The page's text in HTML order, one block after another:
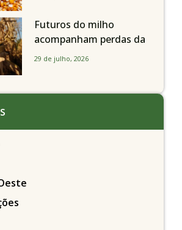
a soja nesta quarta-feira
Futuros do milho
acompanham perdas da
soja e fecham quarta-
29 de julho, 2026